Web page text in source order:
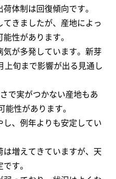
荷体制は回復傾向です。
てきましたが、産地によっ
性があります。
気が多発しています。新芽
上旬まで影響が出る見通し
で実がつかない産地もあ
能性があります。
し、例年よりも安定してい
は増えてきていますが、天
す。